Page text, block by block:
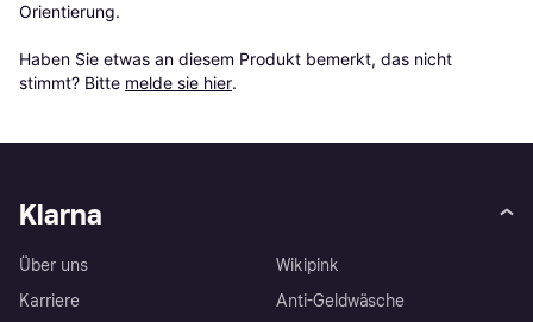
Orientierung.
Haben Sie etwas an diesem Produkt bemerkt, das nicht
stimmt? Bitte melde sie hier.
Klarna
Über uns
Karriere
Wikipink
Anti-Geldwäsche